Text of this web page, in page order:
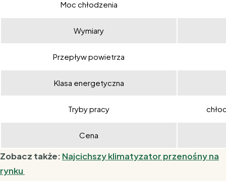
Moc chłodzenia
Wymiary
Przepływ powietrza
Klasa energetyczna
Tryby pracy
Cena
Zobacz także: Najcichszy klimatyzator przenośny na
rynku